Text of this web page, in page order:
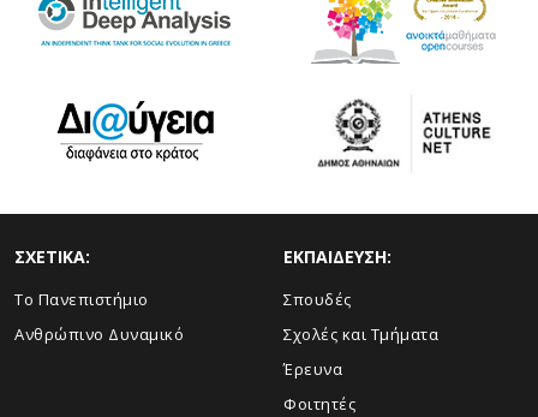
ΣΧΕΤΙΚΑ:
Το Πανεπιστήμιο
Ανθρώπινο Δυναμικό
ΕΚΠΑΙΔΕΥΣΗ:
Σπουδές
Σχολές και Τμήματα
Έρευνα
Φοιτητές